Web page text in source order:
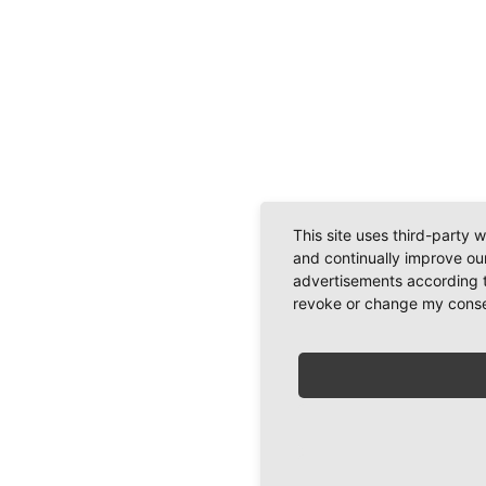
This site uses third-party
and continually improve
advertisements according
revoke or change my